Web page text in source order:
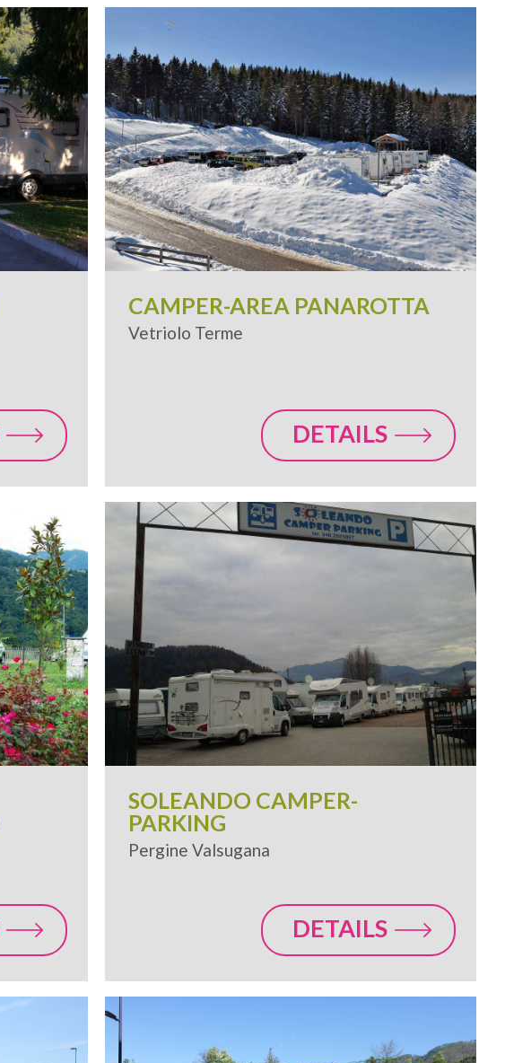
Leaflet| Tiles ©MapQuest
CAMPER-AREA PANAROTTA
Vetriolo Terme
DETAILS
SOLEANDO CAMPER-
PARKING
Pergine Valsugana
DETAILS